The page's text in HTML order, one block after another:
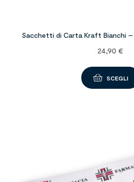
Sacchetti di Carta Kraft Bianchi –
24,90 €
SCEGLI